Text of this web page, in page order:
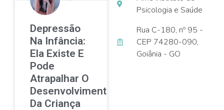
Depressão
Na Infância:
Ela Existe E
Pode
Atrapalhar O
Desenvolvimento
Da Criança
Psicologia e Saúde
Rua C-180, nº 95 -
CEP 74280-090,
Goiânia - GO